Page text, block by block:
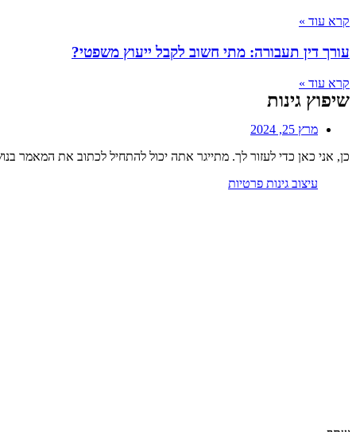
קרא עוד »
עורך דין תעבורה: מתי חשוב לקבל ייעוץ משפטי?
קרא עוד »
שיפוץ גינות
מרץ 25, 2024
כן, אני כאן כדי לעזור לך. מתייגר אתה יכול להתחיל לכתוב את המאמר
עיצוב גינות פרטיות